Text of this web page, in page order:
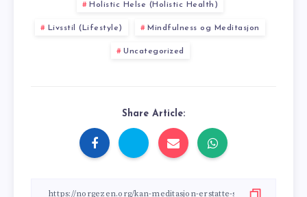
Holistic Helse (Holistic Health)
Livsstil (Lifestyle) Mindfulness og Meditasjon
Uncategorized
Share Article: